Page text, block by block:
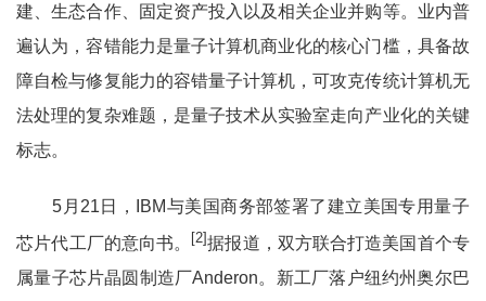
建、生态合作、固定资产投入以及相关企业并购等。业内普
遍认为，容错能力是量子计算机商业化的核心门槛，具备故
障自检与修复能力的容错量子计算机，可攻克传统计算机无
法处理的复杂难题，是量子技术从实验室走向产业化的关键
标志。
5月21日，IBM与美国商务部签署了建立美国专用量子
芯片代工厂的意向书。 [2]据报道，双方联合打造美国首个专
属量子芯片晶圆制造厂Anderon。新工厂落户纽约州奥尔巴